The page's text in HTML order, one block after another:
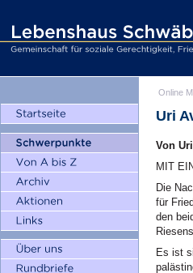
Online
Uri
Von
MIT
Die
für
den
Es ist